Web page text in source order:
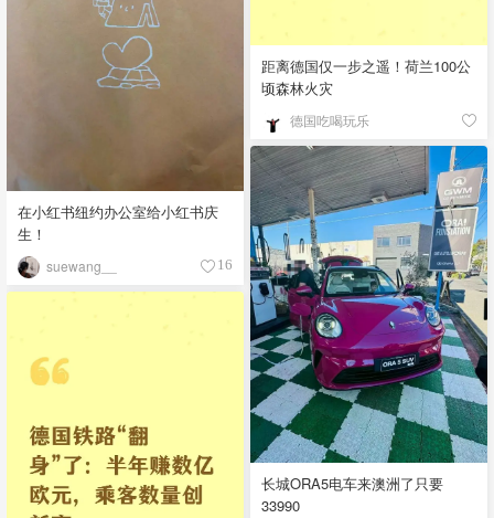
距离德国仅一步之遥！荷兰100公
顷森林火灾
德国吃喝玩乐
在小红书纽约办公室给小红书庆
生！
suewang__ 16
长城ORA5电车来澳洲了只要
33990